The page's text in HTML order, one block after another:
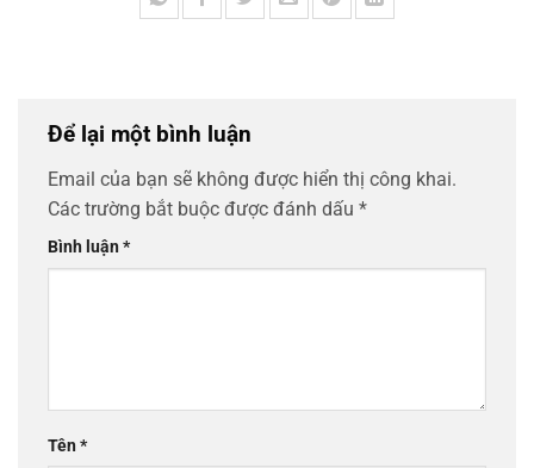
Để lại một bình luận
Email của bạn sẽ không được hiển thị công khai.
Các trường bắt buộc được đánh dấu *
Bình luận*
Tên*